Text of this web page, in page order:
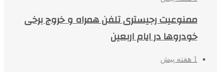
ممنوعیت رجیستری تلفن همراه و خروج برخی
خودروها در ایام اربعین
1 هفته پیش